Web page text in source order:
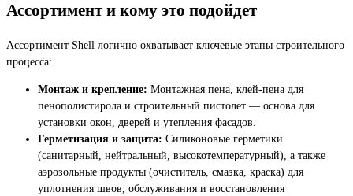
Ассортимент и кому это подойдет
Ассортимент Shell логично охватывает ключевые этапы строительного
процесса:
Монтаж и крепление: Монтажная пена, клей-пена для
пенополистирола и строительный пистолет — основа для
установки окон, дверей и утепления фасадов.
Герметизация и защита: Силиконовые герметики
(санитарный, нейтральный, высокотемпературный), а также
аэрозольные продукты (очиститель, смазка, краска) для
уплотнения швов, обслуживания и восстановления